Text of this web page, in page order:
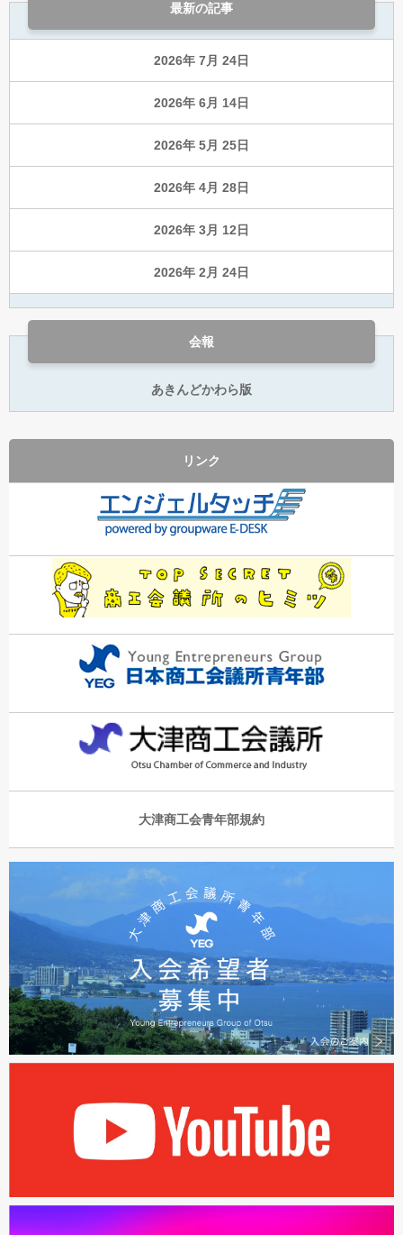
最新の記事
2026年 7月 24日
2026年 6月 14日
2026年 5月 25日
2026年 4月 28日
2026年 3月 12日
2026年 2月 24日
会報
あきんどかわら版
リンク
大津商工会青年部規約